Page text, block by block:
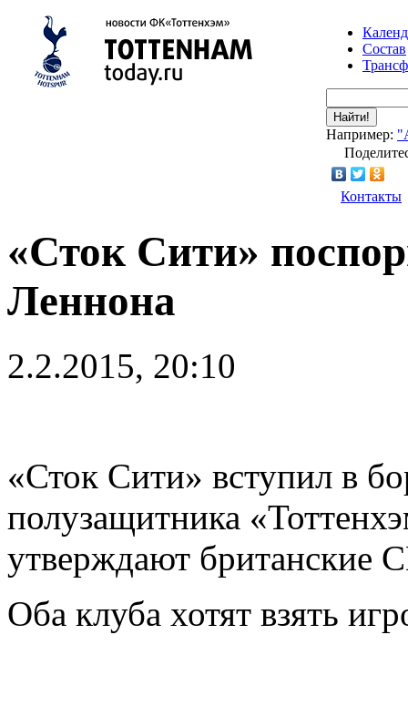
Состав
Найти!
Например:
Контакты
«Сток Сити»
Леннона
2.2.2015, 20:10
«Сток Сити» вступил в
полузащитника
утверждают британские
Оба клуба хотят взять